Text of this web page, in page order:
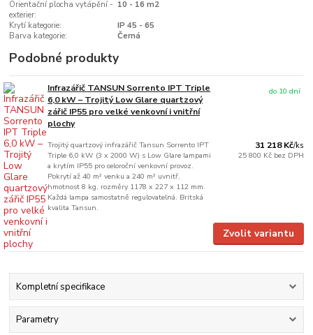
Orientační plocha vytápění -
exterier:
10 - 16 m2
Krytí kategorie:
IP 45 - 65
Barva kategorie:
Černá
Podobné produkty
Infrazářič TANSUN Sorrento IPT Triple
6,0 kW – Trojitý Low Glare quartzový
zářič IP55 pro velké venkovní i vnitřní
plochy
Trojitý quartzový infrazářič Tansun Sorrento IPT
Triple 6,0 kW (3 x 2000 W) s Low Glare lampami
a krytím IP55 pro celoroční venkovní provoz.
Pokrytí až 40 m² venku a 240 m² uvnitř,
hmotnost 8 kg, rozměry 1178 x 227 x 112 mm.
Každá lampa samostatně regulovatelná. Britská
kvalita Tansun.
31 218 Kč/ks
25 800 Kč bez DPH
do 10 dní
Zvolit variantu
Kompletní specifikace
Parametry